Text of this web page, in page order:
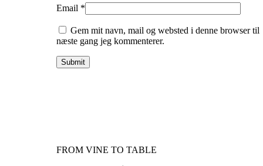
Email *
Gem mit navn, mail og websted i denne browser til
næste gang jeg kommenterer.
FROM VINE TO TABLE